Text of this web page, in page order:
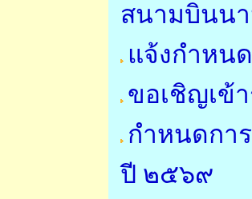
สนามบินน
แจ้งกำหน
ขอเชิญเข้
กำหนดกา
ปี ๒๕๖๙